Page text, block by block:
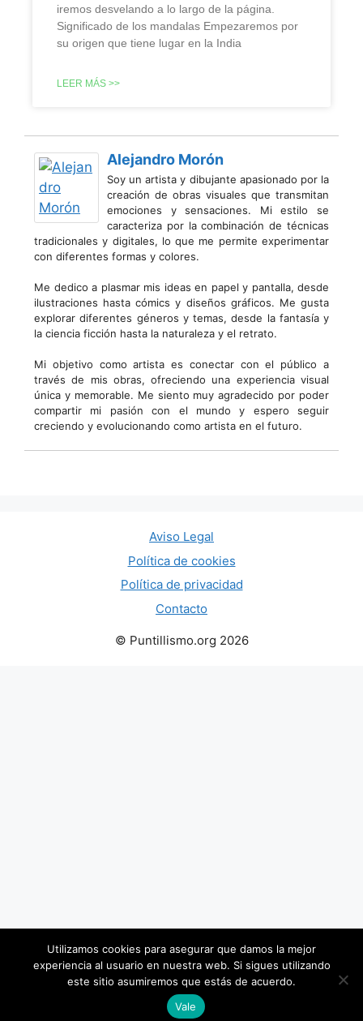
iremos desvelando a lo largo de la página.
Significado de los mandalas Empezaremos por
su origen que tiene lugar en la India
LEER MÁS >>
Alejandro Morón
Soy un artista y dibujante apasionado por la
creación de obras visuales que transmitan
emociones y sensaciones. Mi estilo se
caracteriza por la combinación de técnicas
tradicionales y digitales, lo que me permite experimentar
con diferentes formas y colores.
Me dedico a plasmar mis ideas en papel y pantalla, desde
ilustraciones hasta cómics y diseños gráficos. Me gusta
explorar diferentes géneros y temas, desde la fantasía y
la ciencia ficción hasta la naturaleza y el retrato.
Mi objetivo como artista es conectar con el público a
través de mis obras, ofreciendo una experiencia visual
única y memorable. Me siento muy agradecido por poder
compartir mi pasión con el mundo y espero seguir
creciendo y evolucionando como artista en el futuro.
Aviso Legal
Política de cookies
Política de privacidad
Contacto
© Puntillismo.org 2026
Utilizamos cookies para asegurar que damos la mejor
experiencia al usuario en nuestra web. Si sigues utilizando
este sitio asumiremos que estás de acuerdo.
Vale